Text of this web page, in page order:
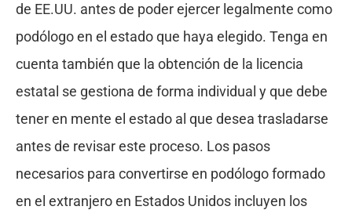
de EE.UU. antes de poder ejercer legalmente como
podólogo en el estado que haya elegido. Tenga en
cuenta también que la obtención de la licencia
estatal se gestiona de forma individual y que debe
tener en mente el estado al que desea trasladarse
antes de revisar este proceso. Los pasos
necesarios para convertirse en podólogo formado
en el extranjero en Estados Unidos incluyen los